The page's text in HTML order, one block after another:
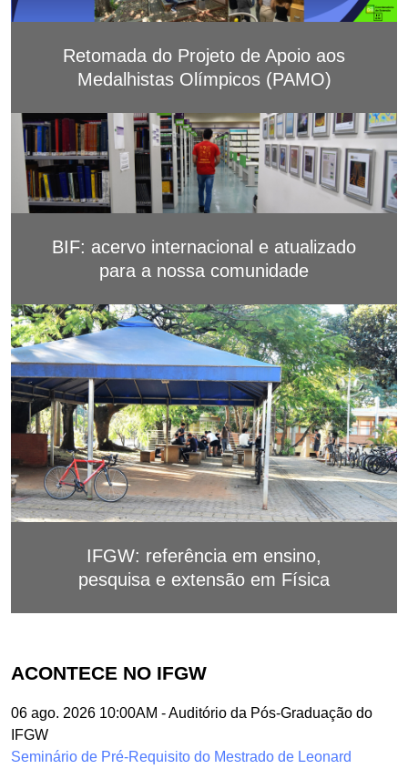
Retomada do Projeto de Apoio aos
Medalhistas Olímpicos (PAMO)
BIF: acervo internacional e atualizado
para a nossa comunidade
IFGW: referência em ensino,
pesquisa e extensão em Física
ACONTECE NO IFGW
06 ago. 2026 10:00AM -Auditório da Pós-Graduação do
IFGW
Seminário de Pré-Requisito do Mestrado de Leonard